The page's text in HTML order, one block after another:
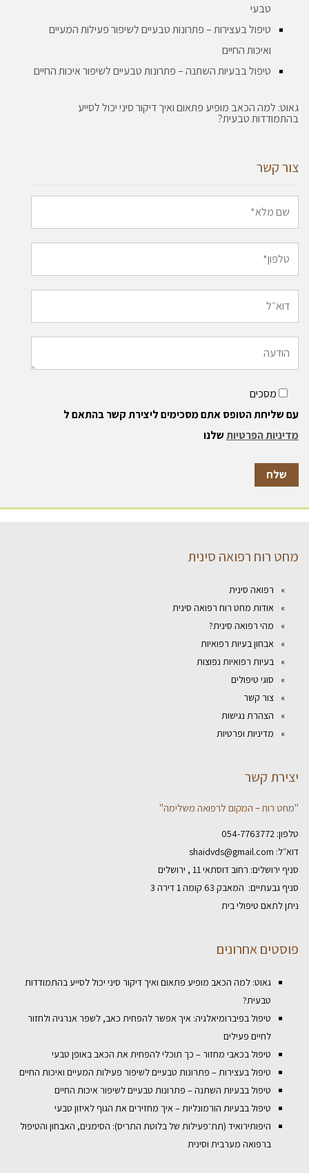
טבעי
טיפול בעצירות – פתרונות טבעיים לשיפור פעילות המעיים
ואיכות החיים
טיפול בבעיות השתנה – פתרונות טבעיים לשיפור איכות החיים
גאוט: למה הכאב מופיע פתאום ואיך דיקור סיני יכול לסייע
בהתמודדות טבעית?
צור קשר
מסכים
עם שליחת הטופס אתם מסכימים ליצירת קשר בהתאם ל
מדיניות הפרטיותשלנו
מחט רוח רפואה סינית
רפואה סינית
אודות מחט רוח רפואה סינית
מהי רפואה סינית?
אבחון בעיות רפואיות
בעיות רפואיות נפוצות
סוגי טיפולים
צור קשר
הצהרת נגישות
מדיניות ופרטיות
יצירת קשר
"מחט רוח – המקום לרפואה משלימה"
טלפון: 054-7763772
דוא״ל: shaidvds@gmail.com
סניף ירושלים: רחוב דוסתאי 11 , ירושלים
סניף גבעתיים: המאבק 63 קומה 1 דירה 3
ניתן לתאם טיפולי בית
פוסטים אחרונים
גאוט: למה הכאב מופיע פתאום ואיך דיקור סיני יכול לסייע בהתמודדות
טבעית?
טיפול בפיברומיאלגיה: איך אפשר להפחית כאב, לשפר אנרגיה ולחזור
לחיים פעילים
טיפול בכאבי מחזור – כך תוכלי להפחית את הכאב באופן טבעי
טיפול בעצירות – פתרונות טבעיים לשיפור פעילות המעיים ואיכות החיים
טיפול בבעיות השתנה – פתרונות טבעיים לשיפור איכות החיים
טיפול בבעיות הורמונליות – איך מחזירים את הגוף לאיזון טבעי
היפותירואיד (תת־פעילות של בלוטת התריס): הסימנים, האבחון והטיפול
ברפואה מערבית וסינית